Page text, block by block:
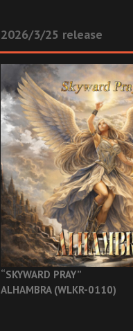
2026/3/25 release
“SKYWARD PRAY”
ALHAMBRA (WLKR-0110)